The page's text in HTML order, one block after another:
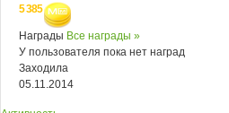
5 385
Награды Все награды »
У пользователя пока нет наград
Заходила
05.11.2014